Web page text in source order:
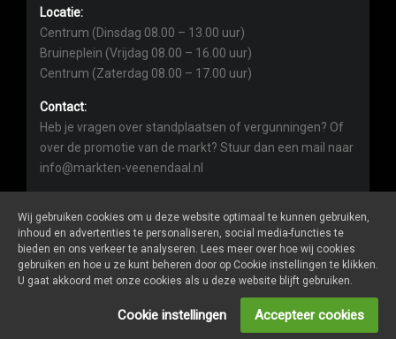
Locatie:
Centrum (Dinsdag 08.00 – 13.00 uur)
Bruineplein (Vrijdag 08.00 – 16.00 uur)
Centrum (Zaterdag 08.00 – 17.00 uur)
Contact:
Heb je vragen over standplaatsen of vergunningen? Of
over de promotie van de markt? Stuur dan een mail naar
info@markten-veenendaal.nl
Markten-veenendaal.nlis een website vanDe Markt Online
ALGEMENE VOORWAARDEN
PRIVACY- EN COOKIEVERKLARING
ONDERNEMER LOGIN
Wij gebruiken cookies om u deze website optimaal te kunnen gebruiken,
inhoud en advertenties te personaliseren, social media-functies te
bieden en ons verkeer te analyseren. Lees meer over hoe wij cookies
gebruiken en hoe u ze kunt beheren door op Cookie instellingen te klikken.
U gaat akkoord met onze cookies als u deze website blijft gebruiken.
Cookie instellingen Accepteer cookies